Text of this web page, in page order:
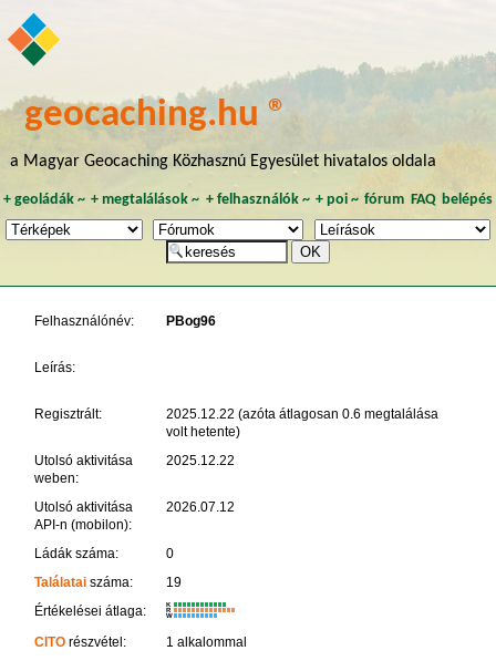
geocaching.hu ®
a Magyar Geocaching Közhasznú Egyesület hivatalos oldala
+ geoládák~ +megtalálások ~ + felhasználók~ + poi~ fórum FAQ belépés
Felhasználónév: PBog96
Leírás:
Regisztrált:
2025.12.22 (azóta átlagosan 0.6 megtalálása
volt hetente)
Utolsó aktivitása
weben:
2025.12.22
Utolsó aktivitása
API-n (mobilon):
2026.07.12
Ládák száma:
0
Találataiszáma:
19
Értékelései átlaga:
K
R
W
CITOrészvétel:
1 alkalommal